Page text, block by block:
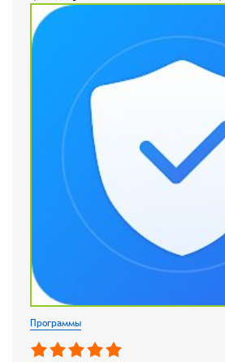
Программы